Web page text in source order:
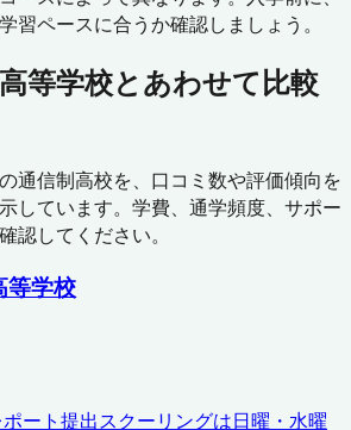
習ペースに合うか確認しましょう。
等学校とあわせて比較
通信制高校を、口コミ数や評価傾向を
しています。学費、通学頻度、サポー
認してください。
等学校
ート提出スクーリングは日曜・水曜